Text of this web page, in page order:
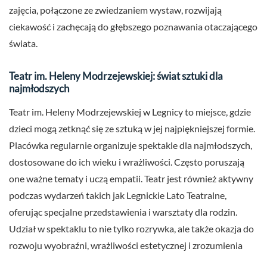
zajęcia, połączone ze zwiedzaniem wystaw, rozwijają
ciekawość i zachęcają do głębszego poznawania otaczającego
świata.
Teatr im. Heleny Modrzejewskiej: świat sztuki dla
najmłodszych
Teatr im. Heleny Modrzejewskiej w Legnicy to miejsce, gdzie
dzieci mogą zetknąć się ze sztuką w jej najpiękniejszej formie.
Placówka regularnie organizuje spektakle dla najmłodszych,
dostosowane do ich wieku i wrażliwości. Często poruszają
one ważne tematy i uczą empatii. Teatr jest również aktywny
podczas wydarzeń takich jak Legnickie Lato Teatralne,
oferując specjalne przedstawienia i warsztaty dla rodzin.
Udział w spektaklu to nie tylko rozrywka, ale także okazja do
rozwoju wyobraźni, wrażliwości estetycznej i zrozumienia